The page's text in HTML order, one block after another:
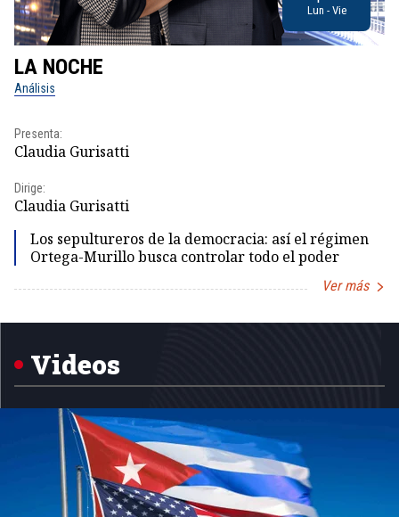
Lun - Vie
LA NOCHE
Análisis
Presenta:
Claudia Gurisatti
Dirige:
Claudia Gurisatti
Los sepultureros de la democracia: así el régimen
Ortega-Murillo busca controlar todo el poder
Ver más
Videos